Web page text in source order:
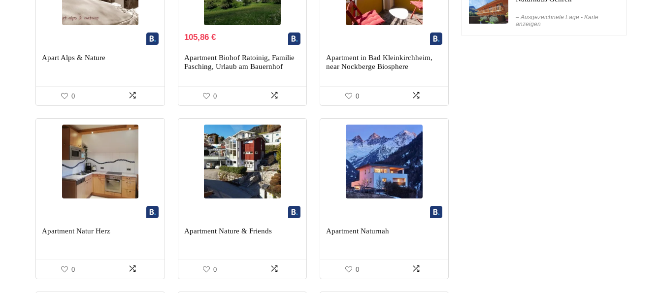
Apart Alps & Nature
0
105,86 €
Apartment Biohof Ratoinig, Familie
Fasching, Urlaub am Bauernhof
0
Apartment in Bad Kleinkirchheim,
near Nockberge Biosphere
0
Apartment Natur Herz
0
Apartment Nature & Friends
0
Apartment Naturnah
0
– Ausgezeichnete Lage - Karte
anzeigen